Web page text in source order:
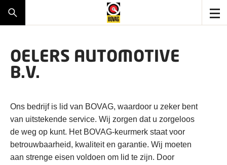
OELERS AUTOMOTIVE
B.V.
Ons bedrijf is lid van BOVAG, waardoor u zeker bent
van uitstekende service. Wij zorgen dat u zorgeloos
de weg op kunt. Het BOVAG-keurmerk staat voor
betrouwbaarheid, kwaliteit en garantie. Wij moeten
aan strenge eisen voldoen om lid te zijn. Door